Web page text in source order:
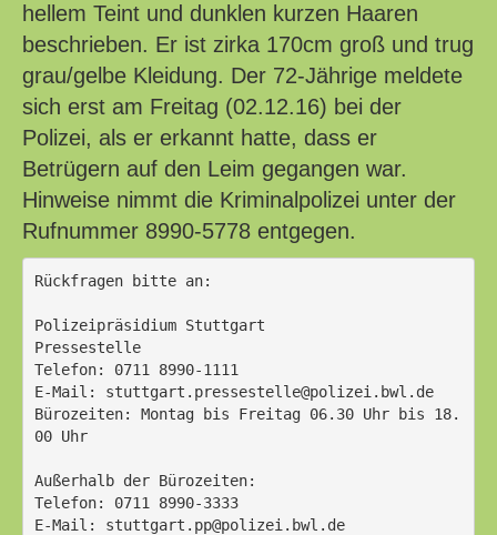
hellem Teint und dunklen kurzen Haaren
beschrieben. Er ist zirka 170cm groß und trug
grau/gelbe Kleidung. Der 72-Jährige meldete
sich erst am Freitag (02.12.16) bei der
Polizei, als er erkannt hatte, dass er
Betrügern auf den Leim gegangen war.
Hinweise nimmt die Kriminalpolizei unter der
Rufnummer 8990-5778 entgegen.
Rückfragen bitte an:
Polizeipräsidium Stuttgart
Pressestelle
Telefon: 0711 8990-1111
E-Mail: stuttgart.pressestelle@polizei.bwl.de
Bürozeiten: Montag bis Freitag 06.30 Uhr bis 18.
00 Uhr
Außerhalb der Bürozeiten:
Telefon: 0711 8990-3333
E-Mail: stuttgart.pp@polizei.bwl.de